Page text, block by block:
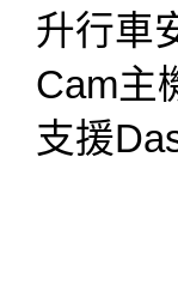
升行車
Cam主
支援